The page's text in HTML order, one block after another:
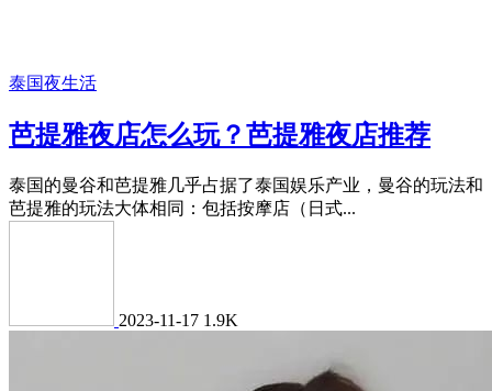
泰国夜生活
芭提雅夜店怎么玩？芭提雅夜店推荐
泰国的曼谷和芭提雅几乎占据了泰国娱乐产业，曼谷的玩法和
芭提雅的玩法大体相同：包括按摩店（日式...
2023-11-17 1.9K